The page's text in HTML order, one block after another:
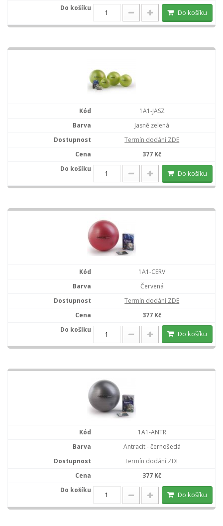
Do košíku
1A1-JASZ
Jasně zelená
Termín dodání ZDE
377 Kč
Do košíku
1A1-CERV
Červená
Termín dodání ZDE
377 Kč
Do košíku
1A1-ANTR
Antracit - černošedá
Termín dodání ZDE
377 Kč
Do košíku